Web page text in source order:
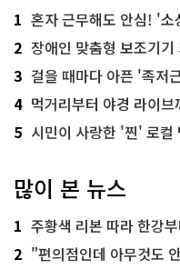
1 혼자 근무해도 안심! '
2 장애인 맞춤형 보조기기
3 걸을 때마다 아픈 '족저근
4 먹거리부터 야경 라이
5 시민이 사랑한 '찐' 로컬
많이 본 뉴스
1 주황색 리본 따라 한강부터
2 "편의점인데 아무것도 안 팔